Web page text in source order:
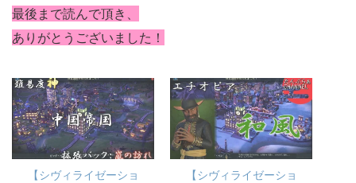
最後まで読んで頂き、
ありがとうございました！
【シヴィライゼーショ
【シヴィライゼーショ